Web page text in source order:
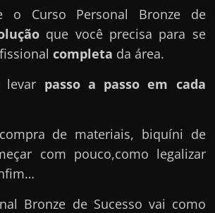
o Curso Personal Bronze de
que você precisa para se
completa da área.
levar passo a passo em cada
de materiais, biquíni de
com pouco,como legalizar
Bronze de Sucesso vai como